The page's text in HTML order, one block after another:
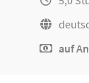
auf